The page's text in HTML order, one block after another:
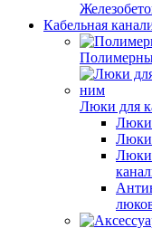
Кабельная
Люки для
Люки
Люки